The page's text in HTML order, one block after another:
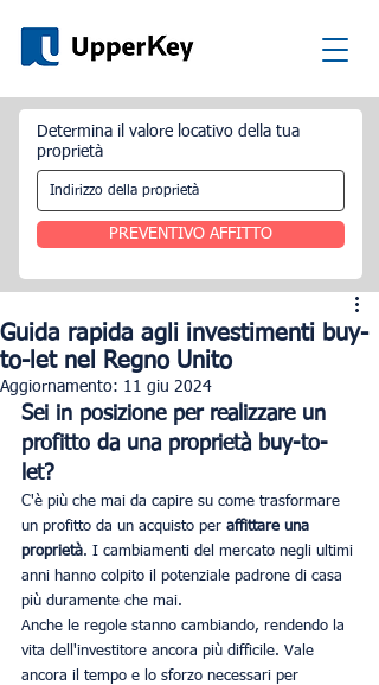
Determina il valore locativo della tua
proprietà
PREVENTIVO AFFITTO
Guida rapida agli investimenti buy-
to-let nel Regno Unito
Aggiornamento: 11 giu 2024
Sei in posizione per realizzare un
profitto da una proprietà buy-to-
let?
C'è più che mai da capire su come trasformare
un profitto da un acquisto per affittare una
proprietà. I cambiamenti del mercato negli ultimi
anni hanno colpito il potenziale padrone di casa
più duramente che mai.
Anche le regole stanno cambiando, rendendo la
vita dell'investitore ancora più difficile. Vale
ancora il tempo e lo sforzo necessari per